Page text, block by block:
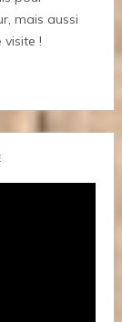
mais aussi
visite !